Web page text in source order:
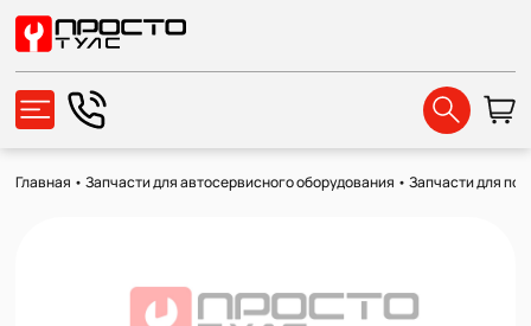
Главная •Запчасти для автосервисного оборудования •Запчасти для